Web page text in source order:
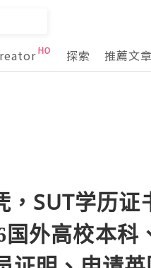
探索 推薦文章
，SUT学历
国外高校本